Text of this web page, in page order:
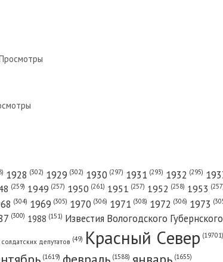
1928 (302) 1929 (302) 1930 (297) 1931 (293) 1932 (295)
(259) 1949 (257) 1950 (261) 1951 (257) 1952 (258) 1953
(304) 1969 (305) 1970 (306) 1971 (308) 1972 (306) 1973
(300) 1988 (151) Известия Вологодского
депутатов (49) Красный Cевер (19701)
(1619) (1588) (1655)